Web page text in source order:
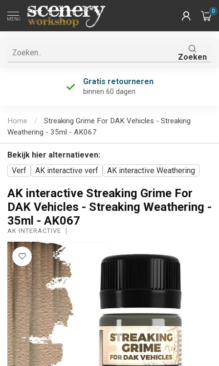
MENU
0
Zoeken
Gratis retourneren
binnen 60 dagen
Home /
Streaking Grime For DAK Vehicles - Streaking
Weathering - 35ml - AK067
Bekijk hier alternatieven:
Verf
AK interactive verf AK interactive Weathering
AK interactive Streaking Grime For
DAK Vehicles - Streaking Weathering -
35ml - AK067
AK INTERACTIVE